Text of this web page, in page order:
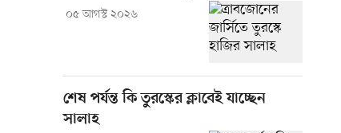
০৫ আগস্ট ২০২৬
শেষ পর্যন্ত কি তুরস্কের ক্লাবেই যাচ্ছেন
সালাহ